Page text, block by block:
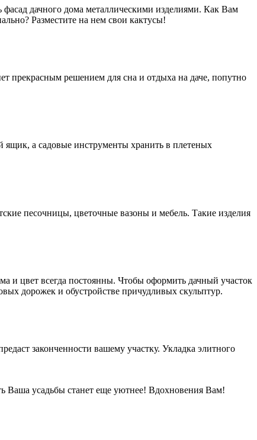
дачного дома металлическими изделиями. Как Вам
Разместите на нем свои кактусы!
прекрасным решением для сна и отдыха на даче, попутно
ящик, а садовые инструменты хранить в плетеных
песочницы, цветочные вазоны и мебель. Такие изделия
и цвет всегда постоянны. Чтобы оформить дачный участок
дорожек и обустройстве причудливых скульптур.
законченности вашему участку. Укладка элитного
Ваша усадьбы станет еще уютнее! Вдохновения Вам!